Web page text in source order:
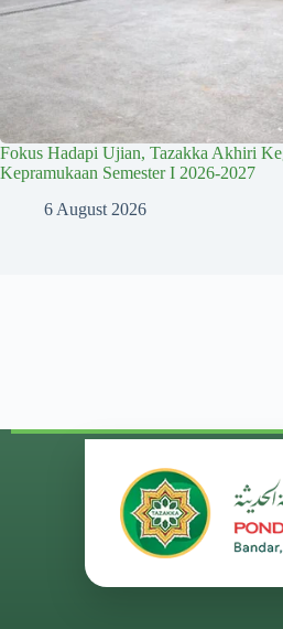
Fokus Hadapi Ujian, Tazakka Akhiri
Kepramukaan Semester I 2026-2027
6 August 2026